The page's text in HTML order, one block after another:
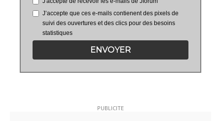
J’accepte que ces e-mails contienent des pixels de
suivi des ouvertures et des clics pour des besoins
statistiques
ENVOYER